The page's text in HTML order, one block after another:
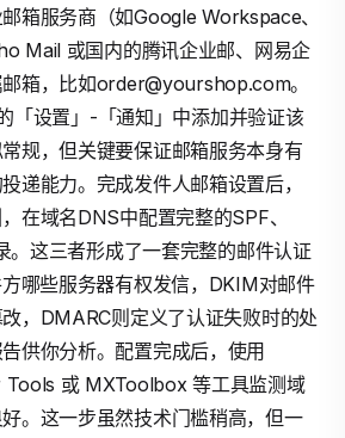
箱服务商（如Google Workspace、
Mail 或国内的腾讯企业邮、网易企
箱，比如order@yourshop.com。
「设置」-「通知」中添加并验证该
规，但关键要保证邮箱服务本身有
递能力。完成发件人邮箱设置后，
在域名DNS中配置完整的SPF、
。这三者形成了一套完整的邮件认证
哪些服务器有权发信，DKIM对邮件
，DMARC则定义了认证失败时的处
供你分析。配置完成后，使用
或 MXToolbox 等工具监测域
。这一步虽然技术门槛稍高，但一